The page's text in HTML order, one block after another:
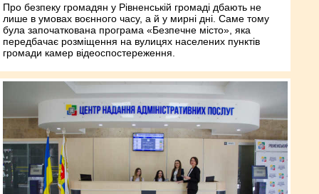
Про безпеку громадян у Рівненській громаді дбають не
лише в умовах воєнного часу, а й у мирні дні. Саме тому
була започаткована програма «Безпечне місто», яка
передбачає розміщення на вулицях населених пунктів
громади камер відеоспостереження.